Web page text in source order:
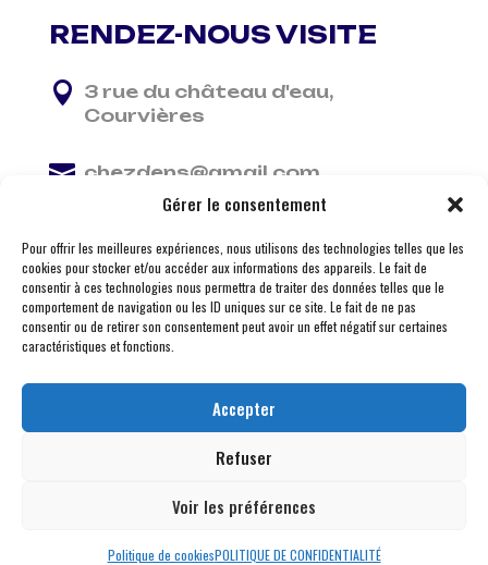
Gérer le consentement
Pour offrir les meilleures expériences, nous utilisons des technologies telles que les
cookies pour stocker et/ou accéder aux informations des appareils. Le fait de
consentir à ces technologies nous permettra de traiter des données telles que le
comportement de navigation ou les ID uniques sur ce site. Le fait de ne pas
consentir ou de retirer son consentement peut avoir un effet négatif sur certaines
caractéristiques et fonctions.
Accepter
Refuser
Voir les préférences
Politique de cookiesPOLITIQUE DE CONFIDENTIALITÉ
RENDEZ-NOUS VISITE
 3 rue du château d'eau,
Courvières
 chezdens@gmail.com
© 2026 M Development–Mentions légales